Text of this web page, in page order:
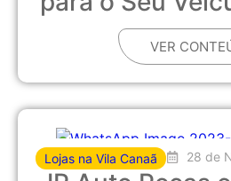
VER
Lojas na Vila Canaã 28 de